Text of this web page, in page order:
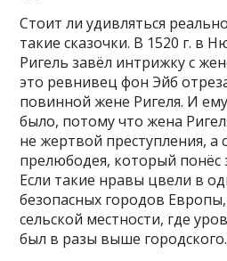
Стоит ли удивляться
такие сказочки. В 1520 г. в
Ригель завёл интрижку с
это ревнивец фон Эйб
повинной жене Ригеля. И
было, потому что жена
не жертвой преступления, а
прелюбодея, который понёс
Если такие нравы цвели в
безопасных городов
сельской местности, где
был в разы выше городского.